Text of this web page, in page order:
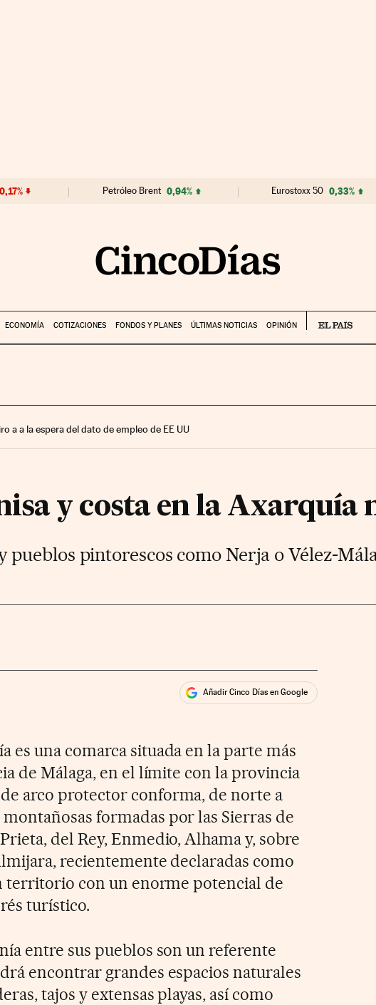
Petróleo Brent 0,94% Eurostoxx 50 0,33%
ECONOMÍA COTIZACIONES FONDOS Y PLANES ÚLTIMAS NOTICIAS OPINIÓN
a a la espera del dato de empleo de EE UU
y costa en la Axarquía
pueblos pintorescos como Nerja o Vélez-
Añadir Cinco Días en Google
es una comarca situada en la parte más
de Málaga, en el límite con la provincia
arco protector conforma, de norte a
formadas por las Sierras de
del Rey, Enmedio, Alhama y, sobre
recientemente declaradas como
territorio con un enorme potencial de
turístico.
entre sus pueblos son un referente
encontrar grandes espacios naturales
tajos y extensas playas, así como